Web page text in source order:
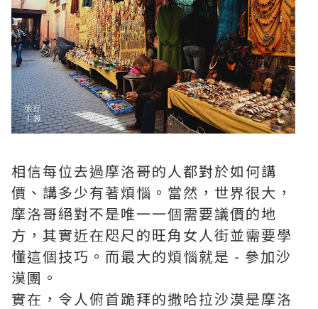
相信每位去過摩洛哥的人都對於如何講
價、講多少有著煩惱。當然，世界很大，
摩洛哥絕對不是唯一一個需要議價的地
方，其實近在咫尺的旺角女人街並需要學
懂這個技巧。而最大的煩惱就是 - 參加沙
漠團。
實在，令人俯首跪拜的撒哈拉沙漠是摩洛